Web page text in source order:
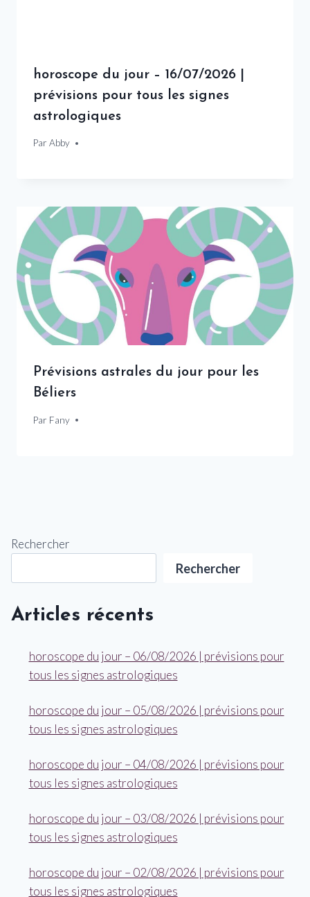
horoscope du jour – 16/07/2026 |
prévisions pour tous les signes
astrologiques
Par Abby
16 juillet 2026
Prévisions astrales du jour pour les
Béliers
Par Fany
21 novembre 2024
Rechercher
Rechercher
Articles récents
horoscope du jour – 06/08/2026 | prévisions pour
tous les signes astrologiques
horoscope du jour – 05/08/2026 | prévisions pour
tous les signes astrologiques
horoscope du jour – 04/08/2026 | prévisions pour
tous les signes astrologiques
horoscope du jour – 03/08/2026 | prévisions pour
tous les signes astrologiques
horoscope du jour – 02/08/2026 | prévisions pour
tous les signes astrologiques